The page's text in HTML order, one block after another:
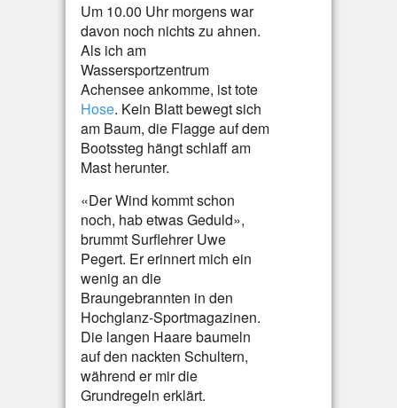
Um 10.00 Uhr morgens war
davon noch nichts zu ahnen.
Als ich am
Wassersportzentrum
Achensee ankomme, ist tote
Hose. Kein Blatt bewegt sich
am Baum, die Flagge auf dem
Bootssteg hängt schlaff am
Mast herunter.
«Der Wind kommt schon
noch, hab etwas Geduld»,
brummt Surflehrer Uwe
Pegert. Er erinnert mich ein
wenig an die
Braungebrannten in den
Hochglanz-Sportmagazinen.
Die langen Haare baumeln
auf den nackten Schultern,
während er mir die
Grundregeln erklärt.